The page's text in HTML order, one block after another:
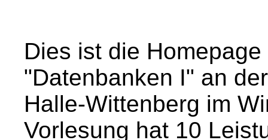
Dies ist die
"Datenbanken I" an
Halle-Wittenberg im
Vorlesung hat 10